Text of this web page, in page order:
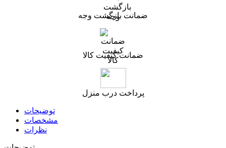
ضمانت بازگشت وجه
ضمانت کیفیت کالا
پرداخت درب منزل
توضیحات
مشخصات
نظرات